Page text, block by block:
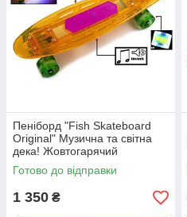
Пеніборд "Fish Skateboard
Original" Музична та світна
дека! Жовтогарячий
Готово до відправки
1 350 ₴